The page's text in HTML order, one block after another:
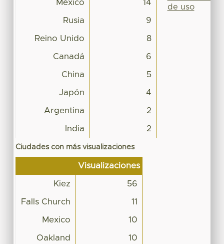
México 14
Rusia 9
Reino Unido 8
Canadá 6
China 5
Japón 4
Argentina 2
India 2
Ciudades con más visualizaciones
Visualizaciones
Kiez 56
Falls Church 11
Mexico 10
Oakland 10
de uso